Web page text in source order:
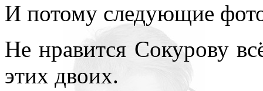
И потому следующие
Не нравится Сокурову
этих двоих.